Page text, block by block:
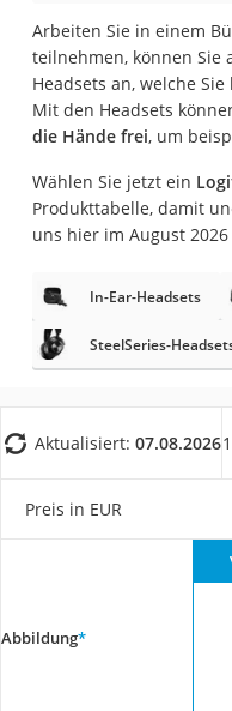
Arbeiten Sie in einem
teilnehmen, können Sie
Headsets an, welche
Mit den Headsets
die Hände frei, um
Wählen Sie jetzt ein
Produkttabelle, damit
uns hier im August
In-Ear-Headsets
SteelSeries-
Aktualisiert: 07.08.2026
Preis in EUR
Abbildung*